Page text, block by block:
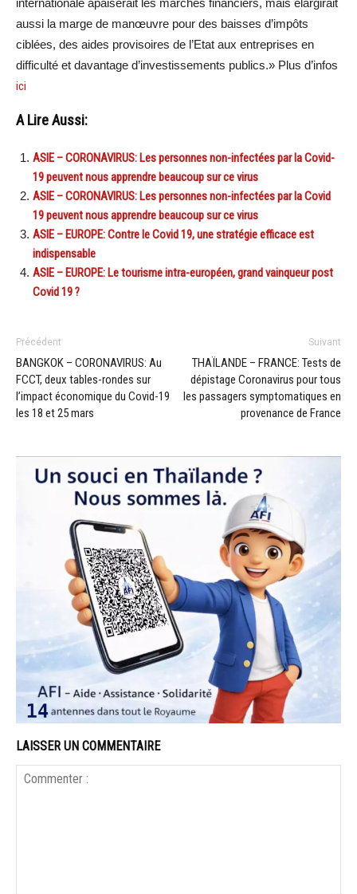
internationale apaiserait les marchés financiers, mais élargirait
aussi la marge de manœuvre pour des baisses d’impôts
ciblées, des aides provisoires de l’Etat aux entreprises en
difficulté et davantage d’investissements publics.» Plus d’infos
ici
A Lire Aussi:
ASIE – CORONAVIRUS: Les personnes non-infectées par la Covid-
19 peuvent nous apprendre beaucoup sur ce virus
ASIE – CORONAVIRUS: Les personnes non-infectées par la Covid
19 peuvent nous apprendre beaucoup sur ce virus
ASIE – EUROPE: Contre le Covid 19, une stratégie efficace est
indispensable
ASIE – EUROPE: Le tourisme intra-européen, grand vainqueur post
Covid 19 ?
Précédent
BANGKOK – CORONAVIRUS: Au
FCCT, deux tables-rondes sur
l’impact économique du Covid-19
les 18 et 25 mars
Suivant
THAÏLANDE – FRANCE: Tests de
dépistage Coronavirus pour tous
les passagers symptomatiques en
provenance de France
LAISSER UN COMMENTAIRE